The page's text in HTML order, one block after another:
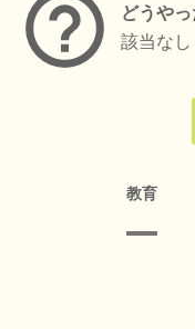
どうや
該当なし
教育